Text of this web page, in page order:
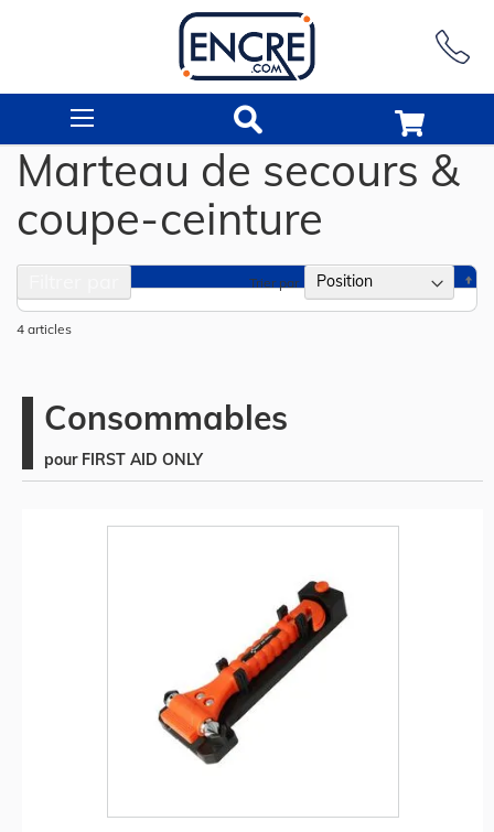
Marteau de secours &
coupe-ceinture
4 articles
Trier par
Consommables
pour FIRST AID ONLY